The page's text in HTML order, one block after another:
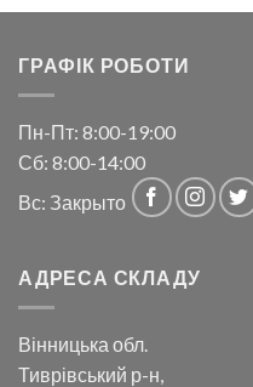
ГРАФІК РОБОТИ
Пн-Пт: 8:00-19:00
Сб: 8:00-14:00
Вс: Закрыто
АДРЕСА СКЛАДУ
Вінницька обл.
Тиврівський р-н,